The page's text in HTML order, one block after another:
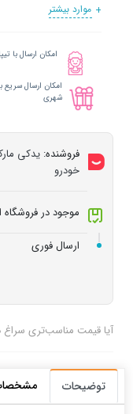
موارد بیشتر
امکان ارسال با
امکان ارسال سریع
شهری
فروشنده: یدکی
خودرو
موجود در
ارسال فوری
آیا قیمت مناسب‌تری سراغ
توضیحات